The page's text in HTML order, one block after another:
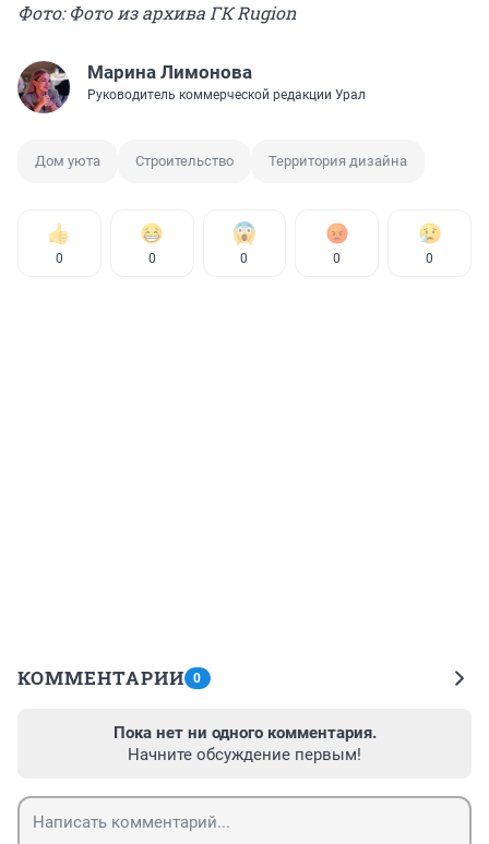
Фото: Фото из архива ГК Rugion
Марина Лимонова
Руководитель коммерческой редакции Урал
Дом уюта Строительство Территория дизайна
0 0 0 0 0
КОММЕНТАРИИ 0
Пока нет ни одного комментария.
Начните обсуждение первым!